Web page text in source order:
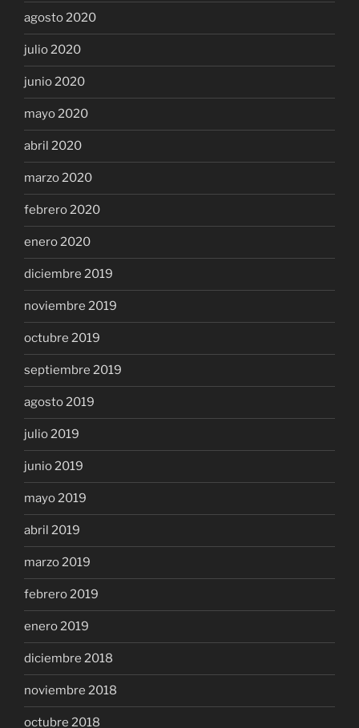
agosto 2020
julio 2020
junio 2020
mayo 2020
abril 2020
marzo 2020
febrero 2020
enero 2020
diciembre 2019
noviembre 2019
octubre 2019
septiembre 2019
agosto 2019
julio 2019
junio 2019
mayo 2019
abril 2019
marzo 2019
febrero 2019
enero 2019
diciembre 2018
noviembre 2018
octubre 2018